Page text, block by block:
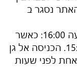
שישי האתר נסגר ב
פתוח עד השעה 16:00: כאשר
גן
לפני שעות